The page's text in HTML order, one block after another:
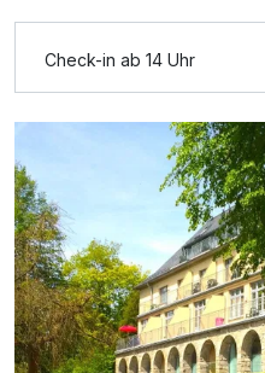
2 Personen Studio
2 Erwachsene und 2 Kinder
Check-in ab 14 Uhr